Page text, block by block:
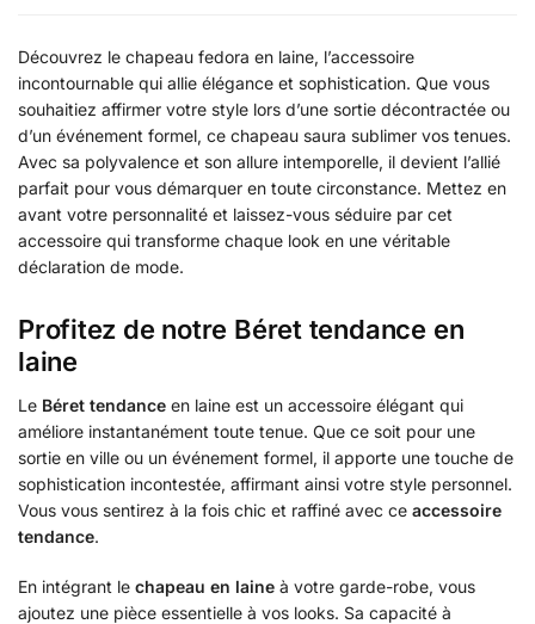
Découvrez le chapeau fedora en laine, l’accessoire
incontournable qui allie élégance et sophistication. Que vous
souhaitiez affirmer votre style lors d’une sortie décontractée ou
d’un événement formel, ce chapeau saura sublimer vos tenues.
Avec sa polyvalence et son allure intemporelle, il devient l’allié
parfait pour vous démarquer en toute circonstance. Mettez en
avant votre personnalité et laissez-vous séduire par cet
accessoire qui transforme chaque look en une véritable
déclaration de mode.
Profitez de notre Béret tendance en
laine
Le Béret tendance en laine est un accessoire élégant qui
améliore instantanément toute tenue. Que ce soit pour une
sortie en ville ou un événement formel, il apporte une touche de
sophistication incontestée, affirmant ainsi votre style personnel.
Vous vous sentirez à la fois chic et raffiné avec ce accessoire
tendance.
En intégrant le chapeau en laine à votre garde-robe, vous
ajoutez une pièce essentielle à vos looks. Sa capacité à